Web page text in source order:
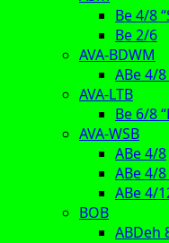
Be 4/8
Be 2/6
AVA-BDWM
ABe 4/
AVA-LTB
Be 6/8
AVA-WSB
ABe 4/8
ABe 4/
ABe 4/
BOB
ABDeh